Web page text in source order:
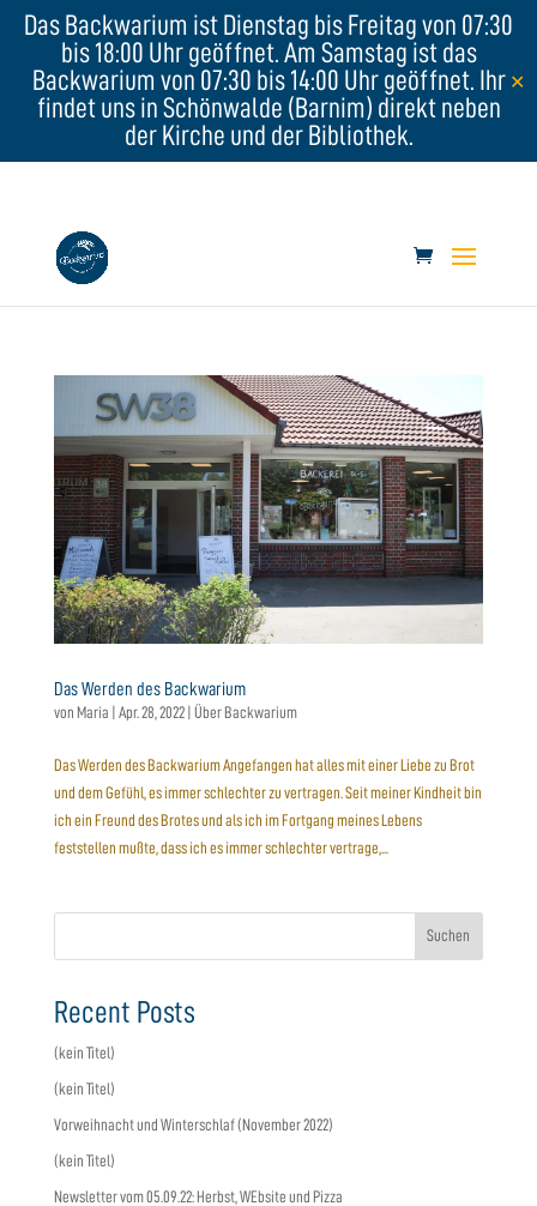
Das Backwarium ist Dienstag bis Freitag von 07:30
bis 18:00 Uhr geöffnet. Am Samstag ist das
Backwarium von 07:30 bis 14:00 Uhr geöffnet. Ihr
findet uns in Schönwalde (Barnim) direkt neben
der Kirche und der Bibliothek.
✕
Das Werden des Backwarium
von Maria Apr. 28, 2022| Über Backwarium
Das Werden des Backwarium Angefangen hat alles mit einer Liebe zu Brot
und dem Gefühl, es immer schlechter zu vertragen. Seit meiner Kindheit bin
ich ein Freund des Brotes und als ich im Fortgang meines Lebens
feststellen mußte, dass ich es immer schlechter vertrage,...
Suchen
Recent Posts
(kein Titel)
(kein Titel)
Vorweihnacht und Winterschlaf (November 2022)
(kein Titel)
Newsletter vom 05.09.22: Herbst, WEbsite und Pizza